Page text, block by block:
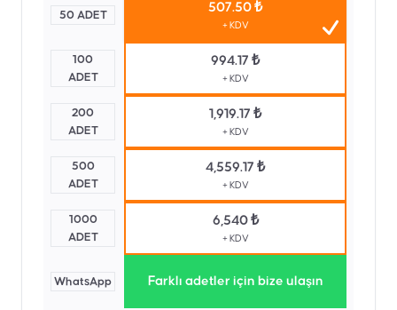
50 ADET
507.50 ₺
+ KDV
100
ADET
994.17 ₺
+ KDV
200
ADET
1,919.17 ₺
+ KDV
500
ADET
4,559.17 ₺
+ KDV
1000
ADET
6,540 ₺
+ KDV
WhatsApp Farklı adetler için bize ulaşın